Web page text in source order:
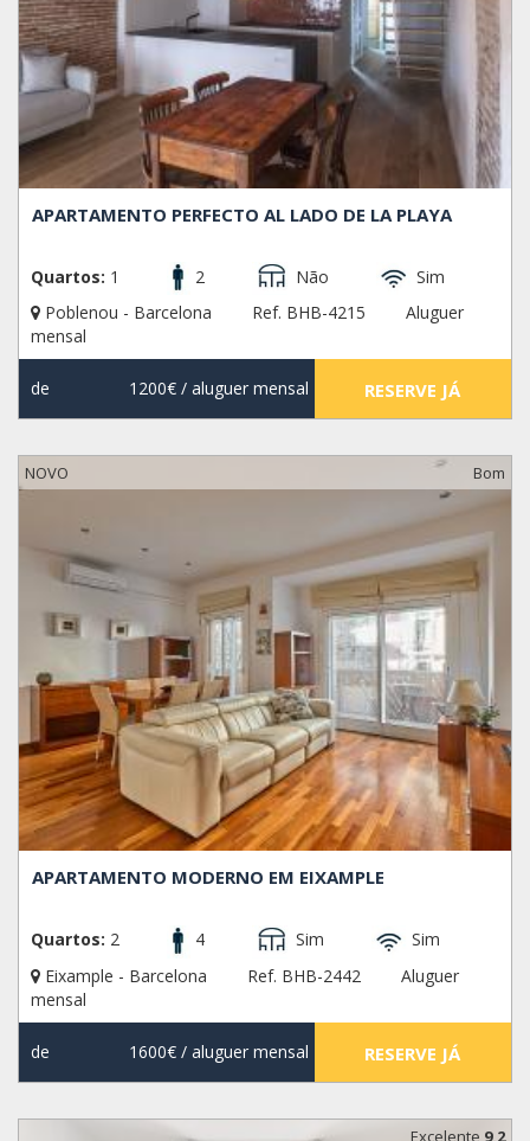
APARTAMENTO PERFECTO AL LADO DE LA PLAYA
Quartos: 1 2 Não
Sim
Poblenou - Barcelona
Ref. BHB-4215
Aluguer
mensal
de 1200€/ aluguer mensal RESERVE JÁ
NOVO Bom
APARTAMENTO MODERNO EM EIXAMPLE
Quartos: 2 4 Sim
Sim
Eixample - Barcelona
Ref. BHB-2442
Aluguer
mensal
de 1600€/ aluguer mensal RESERVE JÁ
Excelente 9,2